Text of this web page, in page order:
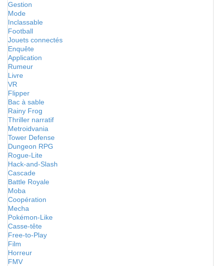
Gestion
Mode
Inclassable
Football
Jouets connectés
Enquête
Application
Rumeur
Livre
VR
Flipper
Bac à sable
Rainy Frog
Thriller narratif
Metroidvania
Tower Defense
Dungeon RPG
Rogue-Lite
Hack-and-Slash
Cascade
Battle Royale
Moba
Coopération
Mecha
Pokémon-Like
Casse-tête
Free-to-Play
Film
Horreur
FMV